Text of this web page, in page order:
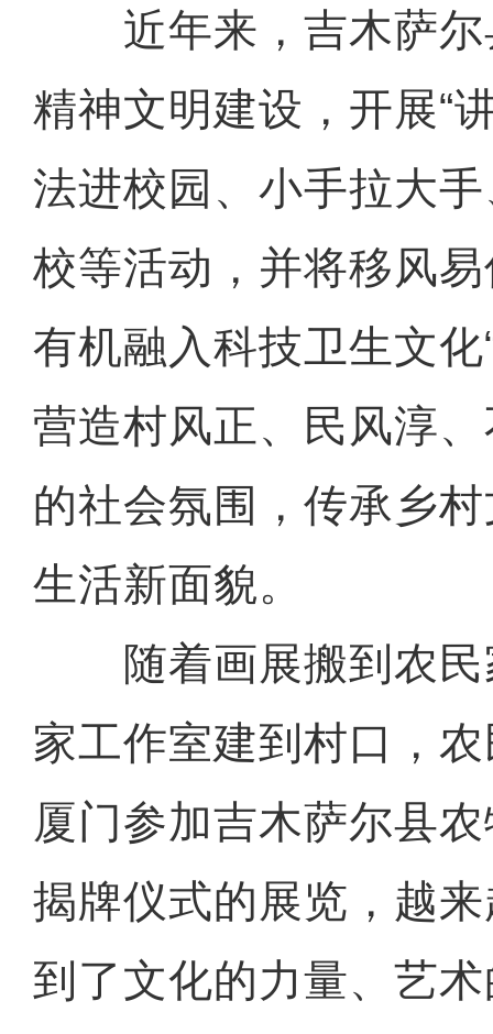
近年来，吉木萨尔
精神文明建设，开展“
法进校园、小手拉大
校等活动，并将移风
有机融入科技卫生文化
营造村风正、民风淳
的社会氛围，传承乡
生活新面貌。
随着画展搬到农民
家工作室建到村口，
厦门参加吉木萨尔县
揭牌仪式的展览，越
到了文化的力量、艺